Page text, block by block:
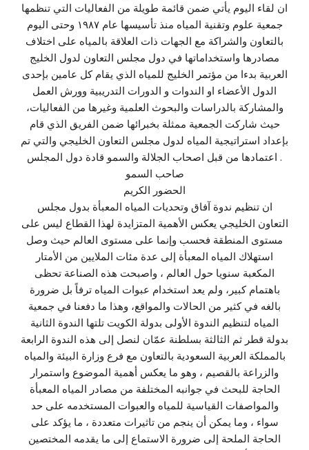
ان لقاء اليوم يأتي ضمن قائمة طويلة من الفعاليات التي تنظمها
جمعية علوم وتقنية المياه منذ تأسيسها عام ١٩٨٧ وحتى اليوم
بالتعاون والشراكة مع الجهات ذات العلاقة بالمياه على اختلاف
مصادرها واستخداماتها في دول مجلس التعاون لدول الخليج
العربية بدءا من مؤتمر الخليج للمياه الذي يقام كل عامين بإحدى
الدول الأعضاء او الندوات و الدورات التدريبية وورش العمل
والمشاركة بالدراسات والبحوث العلمية وغيرها من الفعاليات،
حيث شاركت الجمعية ممثلة بخبرائها ضمن الفريق الذي قام
بإعداد استراتيجية المياه لدول مجلس التعاون الخليجي والتي تم
اعتمادها من قبل اصحاب الجلالة والسمو قادة دول المجلس .
صاحب السمو
الحضور الكريم
ان تنظيم ندوة آفاق وتحديات المياه المعبأة بدول مجلس
التعاون الخليجي يعكس الأهمية المتزايدة لهذا القطاع ليس على
مستوى المنطقة فحسب وإنما على مستوى العالم حيث وصل
استهلاك المياه المعبأة إلى عدة مئات الملايين من الأمتار
المكعبة سنويا حول العالم ، واصبحت هذه الصناعة تحظى
باهتمام كبير، ولم يعد استخدام عبوات المياه ترفاً بل ضرورة
بالغه في كثير من الحالات والمواقع، وهذا ما دفعنا في جمعية
المياه لتنظيم الندوة الأولى بدولة الكويت تلتها الندوة الثانية
بدولة قطر ثم الثالثة بسلطنة عمّان لنصل إلى هذه الندوة الرابعة
بالمملكة العربية السعودية بالتعاون مع فرع وزارة البيئة والمياه
والزراعة بالقصيم ، وهو ما يعكس أهمية الموضوع واستمرار
الحاجة للبحث في جوانبه المختلفة من مصادر المياه المعبأة
والمواصفات القياسية للمياه والعبوات المستخدمه على حد
سواء ، وما يمكن أن ينجم من تاثيرات متعددة ، ما يؤكد على
الحاجة الملحة إلى ضرورة الاستماع إلى ما يقدمه المختصين